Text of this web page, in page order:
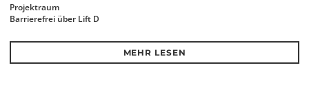
Projektraum
Barrierefrei über Lift D
MEHR LESEN